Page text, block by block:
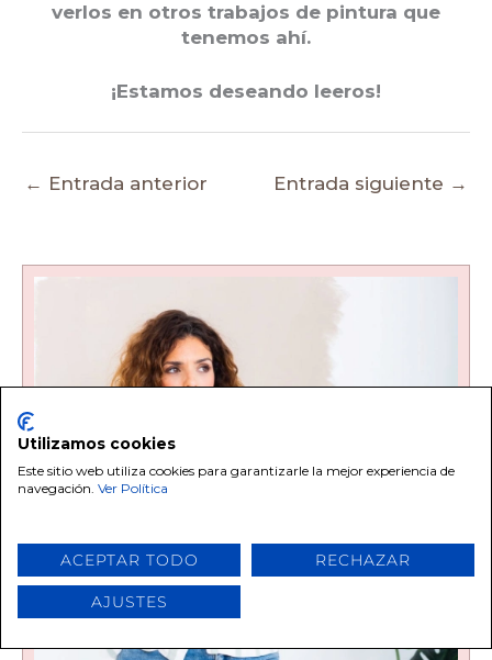
verlos en otros trabajos de pintura que
tenemos ahí.
¡Estamos deseando leeros!
← Entrada anterior Entrada siguiente →
Utilizamos cookies
Este sitio web utiliza cookies para garantizarle la mejor experiencia de
navegación. Ver Política
ACEPTAR TODO RECHAZAR
AJUSTES